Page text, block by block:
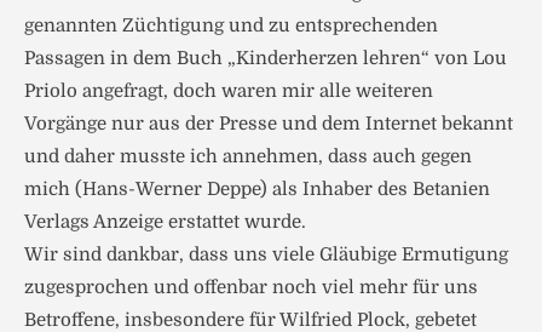
genannten Züchtigung und zu entsprechenden
Passagen in dem Buch „Kinderherzen lehren“ von Lou
Priolo angefragt, doch waren mir alle weiteren
Vorgänge nur aus der Presse und dem Internet bekannt
und daher musste ich annehmen, dass auch gegen
mich (Hans-Werner Deppe) als Inhaber des Betanien
Verlags Anzeige erstattet wurde.
Wir sind dankbar, dass uns viele Gläubige Ermutigung
zugesprochen und offenbar noch viel mehr für uns
Betroffene, insbesondere für Wilfried Plock, gebetet